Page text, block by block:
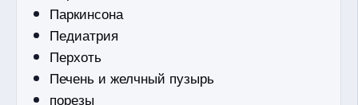
Паркинсона
Педиатрия
Перхоть
Печень и желчный пузырь
порезы